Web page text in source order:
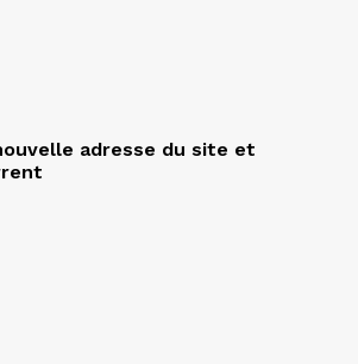
adresse du site et